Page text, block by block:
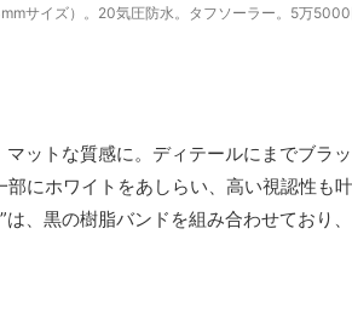
サイズ）。20気圧防水。タフソーラー。5万
ットな質感に。ディテールにまでブラ
にホワイトをあしらい、高い視認性も
、黒の樹脂バンドを組み合わせており